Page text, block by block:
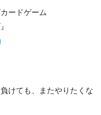
ードゲーム
けても、またやりたくな